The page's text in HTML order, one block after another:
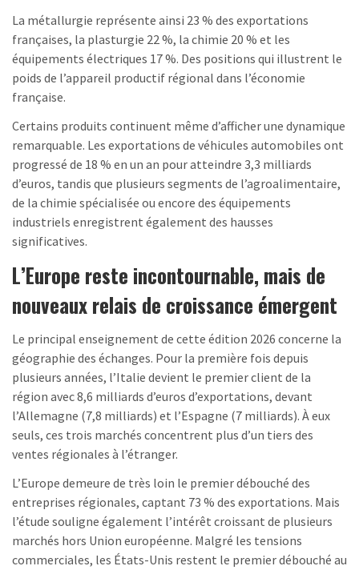
La métallurgie représente ainsi 23 % des exportations
françaises, la plasturgie 22 %, la chimie 20 % et les
équipements électriques 17 %. Des positions qui illustrent le
poids de l’appareil productif régional dans l’économie
française.
Certains produits continuent même d’afficher une dynamique
remarquable. Les exportations de véhicules automobiles ont
progressé de 18 % en un an pour atteindre 3,3 milliards
d’euros, tandis que plusieurs segments de l’agroalimentaire,
de la chimie spécialisée ou encore des équipements
industriels enregistrent également des hausses
significatives.
L’Europe reste incontournable, mais de
nouveaux relais de croissance émergent
Le principal enseignement de cette édition 2026 concerne la
géographie des échanges. Pour la première fois depuis
plusieurs années, l’Italie devient le premier client de la
région avec 8,6 milliards d’euros d’exportations, devant
l’Allemagne (7,8 milliards) et l’Espagne (7 milliards). À eux
seuls, ces trois marchés concentrent plus d’un tiers des
ventes régionales à l’étranger.
L’Europe demeure de très loin le premier débouché des
entreprises régionales, captant 73 % des exportations. Mais
l’étude souligne également l’intérêt croissant de plusieurs
marchés hors Union européenne. Malgré les tensions
commerciales, les États-Unis restent le premier débouché au